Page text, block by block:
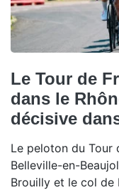
Le Tour de
dans le
décisive
Le peloton du Tour
Belleville-en-
Brouilly et le col de